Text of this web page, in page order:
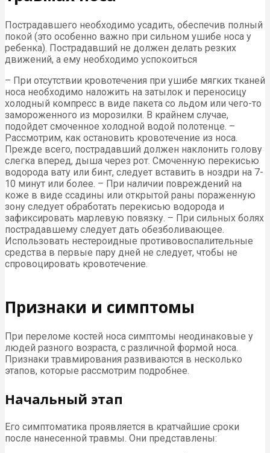
Пострадавшего необходимо усадить, обеспечив полный
покой (это особенно важно при сильном ушибе носа у
ребенка). Пострадавший не должен делать резких
движений, а ему необходимо успокоиться
– При отсутствии кровотечения при ушибе мягких тканей
носа необходимо наложить на затылок и переносицу
холодный компресс в виде пакета со льдом или чего-то
замороженного из морозилки. В крайнем случае,
подойдет смоченное холодной водой полотенце. –
Рассмотрим, как остановить кровотечение из носа.
Прежде всего, пострадавший должен наклонить голову
слегка вперед, дыша через рот. Смоченную перекисью
водорода вату или бинт, следует вставить в ноздри на 7-
10 минут или более. – При наличии повреждений на
коже в виде ссадины или открытой раны пораженную
зону следует обработать перекисью водорода и
зафиксировать марлевую повязку. – При сильных болях
пострадавшему следует дать обезболивающее.
Использовать нестероидные противовоспалительные
средства в первые пару дней не следует, чтобы не
спровоцировать кровотечение.
Признаки и симптомы
При переломе костей носа симптомы неодинаковые у
людей разного возраста, с различной формой носа.
Признаки травмирования развиваются в несколько
этапов, которые рассмотрим подробнее.
Начальный этап
Его симптоматика проявляется в кратчайшие сроки
после нанесенной травмы. Они представлены: